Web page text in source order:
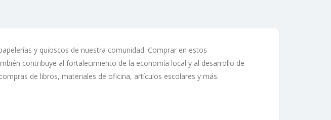
y quioscos de nuestra comunidad. Comprar en estos
contribuye al fortalecimiento de la economía local y al desarrollo de
de libros, materiales de oficina, artículos escolares y más.